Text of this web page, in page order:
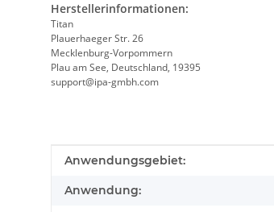
Herstellerinformationen:
Titan
Plauerhaeger Str. 26
Mecklenburg-Vorpommern
Plau am See, Deutschland, 19395
support@ipa-gmbh.com
Produkteigenschaft
Wert
Anwendungsgebiet:
Anwendung: